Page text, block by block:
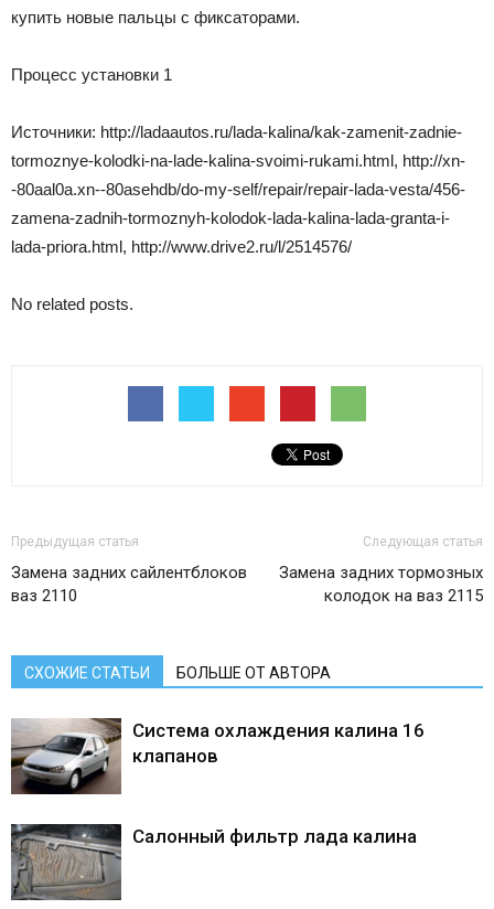
купить новые пальцы с фиксаторами.
Процесс установки 1
Источники: http://ladaautos.ru/lada-kalina/kak-zamenit-zadnie-
tormoznye-kolodki-na-lade-kalina-svoimi-rukami.html, http://xn-
-80aal0a.xn--80asehdb/do-my-self/repair/repair-lada-vesta/456-
zamena-zadnih-tormoznyh-kolodok-lada-kalina-lada-granta-i-
lada-priora.html, http://www.drive2.ru/l/2514576/
No related posts.
Предыдущая статья
Замена задних сайлентблоков
ваз 2110
Следующая статья
Замена задних тормозных
колодок на ваз 2115
СХОЖИЕ СТАТЬИ БОЛЬШЕ ОТ АВТОРА
Система охлаждения калина 16
клапанов
Салонный фильтр лада калина